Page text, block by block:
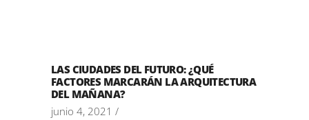
LAS CIUDADES DEL FUTURO: ¿QUÉ
FACTORES MARCARÁN LA ARQUITECTURA
DEL MAÑANA?
junio 4, 2021